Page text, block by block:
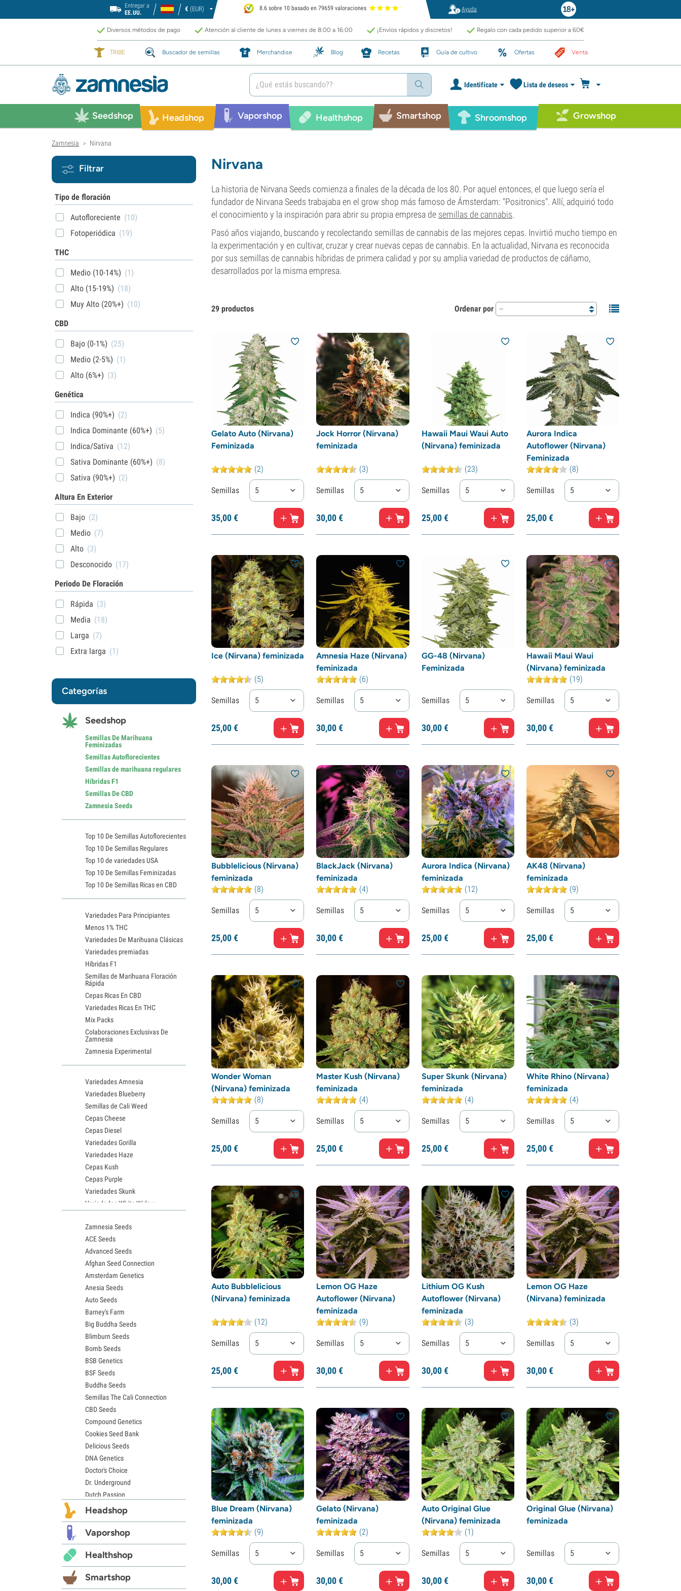
Entregar a
EE.UU.
€ (EUR) 8.6 sobre 10 basado en 79659 valoraciones Ayuda
Diversos métodos de pago Atención al cliente de lunes a viernes de 8:00 a 16:00 ¡Envíos rápidos y discretos! Regalo con cada pedido superior a 60€
TRIBE Buscador de semillas Merchandise Blog Recetas Guía de cultivo Ofertas Venta
Identifícate Lista de deseos
Seedshop Headshop Vaporshop Healthshop Smartshop Shroomshop Growshop
Zamnesia > Nirvana
Nirvana
La historia de Nirvana Seeds comienza a finales de la década de los 80. Por aquel entonces, el que luego sería el
fundador de Nirvana Seeds trabajaba en el grow shop más famoso de Ámsterdam: "Positronics". Allí, adquirió todo
el conocimiento y la inspiración para abrir su propia empresa de semillas de cannabis.
Pasó años viajando, buscando y recolectando semillas de cannabis de las mejores cepas. Invirtió mucho tiempo en
la experimentación y en cultivar, cruzar y crear nuevas cepas de cannabis. En la actualidad, Nirvana es reconocida
por sus semillas de cannabis híbridas de primera calidad y por su amplia variedad de productos de cáñamo,
desarrollados por la misma empresa.
29 productos Ordenar por --
Gelato Auto (Nirvana)
Feminizada
(2)
Semillas 5
35,00€
Jock Horror (Nirvana)
feminizada
(3)
Semillas 5
30,00€
Hawaii Maui Waui Auto
(Nirvana) feminizada
(23)
Semillas 5
25,00€
Aurora Indica
Autoflower (Nirvana)
Feminizada
(8)
Semillas 5
25,00€
Ice (Nirvana) feminizada
(5)
Semillas 5
25,00€
Amnesia Haze (Nirvana)
feminizada
(6)
Semillas 5
30,00€
GG-48 (Nirvana)
Feminizada
Semillas 5
30,00€
Hawaii Maui Waui
(Nirvana) feminizada
(19)
Semillas 5
30,00€
Bubblelicious (Nirvana)
feminizada
(8)
Semillas 5
25,00€
BlackJack (Nirvana)
feminizada
(4)
Semillas 5
30,00€
Aurora Indica (Nirvana)
feminizada
(12)
Semillas 5
25,00€
AK48 (Nirvana)
feminizada
(9)
Semillas 5
25,00€
Wonder Woman
(Nirvana) feminizada
(8)
Semillas 5
25,00€
Master Kush (Nirvana)
feminizada
(4)
Semillas 5
25,00€
Super Skunk (Nirvana)
feminizada
(4)
Semillas 5
25,00€
White Rhino (Nirvana)
feminizada
(4)
Semillas 5
25,00€
Auto Bubblelicious
(Nirvana) feminizada
(12)
Semillas 5
25,00€
Lemon OG Haze
Autoflower (Nirvana)
feminizada
(9)
Semillas 5
30,00€
Lithium OG Kush
Autoflower (Nirvana)
feminizada
(3)
Semillas 5
30,00€
Lemon OG Haze
(Nirvana) feminizada
(3)
Semillas 5
30,00€
Blue Dream (Nirvana)
feminizada
(9)
Semillas 5
30,00€
Gelato (Nirvana)
feminizada
(2)
Semillas 5
30,00€
Auto Original Glue
(Nirvana) feminizada
(1)
Semillas 5
30,00€
Original Glue (Nirvana)
feminizada
Semillas 5
30,00€
Filtrar
Tipo de floración
Autofloreciente (10)
Fotoperiódica (19)
THC
Medio (10-14%) (1)
Alto (15-19%) (18)
Muy Alto (20%+) (10)
CBD
Bajo (0-1%) (25)
Medio (2-5%) (1)
Alto (6%+) (3)
Genética
Indica (90%+) (2)
Indica Dominante (60%+) (5)
Indica/Sativa (12)
Sativa Dominante (60%+) (8)
Sativa (90%+) (2)
Altura En Exterior
Bajo (2)
Medio (7)
Alto (3)
Desconocido (17)
Periodo De Floración
Rápida (3)
Media (18)
Larga (7)
Extra larga (1)
Categorías
Seedshop
Semillas De Marihuana
Feminizadas
Semillas Autoflorecientes
Semillas de marihuana regulares
Híbridas F1
Semillas De CBD
Zamnesia Seeds
Top 10 De Semillas Autoflorecientes
Top 10 De Semillas Regulares
Top 10 de variedades USA
Top 10 De Semillas Feminizadas
Top 10 De Semillas Ricas en CBD
Variedades Para Principiantes
Menos 1% THC
Variedades De Marihuana Clásicas
Variedades premiadas
Híbridas F1
Semillas de Marihuana Floración
Rápida
Cepas Ricas En CBD
Variedades Ricas En THC
Mix Packs
Colaboraciones Exclusivas De
Zamnesia
Zamnesia Experimental
Variedades Amnesia
Variedades Blueberry
Semillas de Cali Weed
Cepas Cheese
Cepas Diesel
Variedades Gorilla
Variedades Haze
Cepas Kush
Cepas Purple
Variedades Skunk
Variedades White Widow
Semillas de Granddaddy Purple
Semillas de OG Kush
Semillas de Blue Dream
Semillas de Lemon Haze
Semillas de Bruce Banner
Semillas de Gelato
Semillas de Sour Diesel
Semillas de Jack Herer
Semillas de Girl Scout Cookies
Semillas de Wedding Cake
Semillas de Zkittlez
Semillas de Pineapple Express
Semillas de Chemdawg
Semillas de Hindu Kush
Semillas de Mimosa
Zamnesia Seeds
ACE Seeds
Advanced Seeds
Afghan Seed Connection
Amsterdam Genetics
Anesia Seeds
Auto Seeds
Barney's Farm
Big Buddha Seeds
Blimburn Seeds
Bomb Seeds
BSB Genetics
BSF Seeds
Buddha Seeds
Semillas The Cali Connection
CBD Seeds
Compound Genetics
Cookies Seed Bank
Delicious Seeds
DNA Genetics
Doctor's Choice
Dr. Underground
Dutch Passion
Elite Seeds
Exotic Seed
Expert Seeds
FastBuds
Female Seeds
French Touch Seeds
Headshop
Vaporshop
Healthshop
Smartshop